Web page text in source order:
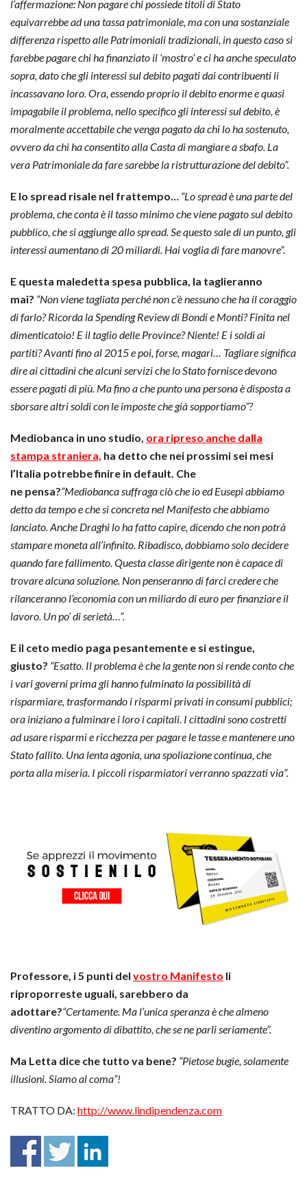
l’affermazione: Non pagare chi possiede titoli di Stato
equivarrebbe ad una tassa patrimoniale, ma con una sostanziale
differenza rispetto alle Patrimoniali tradizionali, in questo caso si
farebbe pagare chi ha finanziato il ‘mostro’ e ci ha anche speculato
sopra, dato che gli interessi sul debito pagati dai contribuenti li
incassavano loro. Ora, essendo proprio il debito enorme e quasi
impagabile il problema, nello specifico gli interessi sul debito, è
moralmente accettabile che venga pagato da chi lo ha sostenuto,
ovvero da chi ha consentito alla Casta di mangiare a sbafo. La
vera Patrimoniale da fare sarebbe la ristrutturazione del debito”.
E lo spread risale nel frattempo… “Lo spread è una parte del
problema, che conta è il tasso minimo che viene pagato sul debito
pubblico, che si aggiunge allo spread. Se questo sale di un punto, gli
interessi aumentano di 20 miliardi. Hai voglia di fare manovre”.
E questa maledetta spesa pubblica, la taglieranno
mai? “Non viene tagliata perché non c’è nessuno che ha il coraggio
di farlo? Ricorda la Spending Review di Bondi e Monti? Finita nel
dimenticatoio! E il taglio delle Province? Niente! E i soldi ai
partiti? Avanti fino al 2015 e poi, forse, magari… Tagliare significa
dire ai cittadini che alcuni servizi che lo Stato fornisce devono
essere pagati di più. Ma fino a che punto una persona è disposta a
sborsare altri soldi con le imposte che già sopportiamo”?
Mediobanca in uno studio, ora ripreso anche dalla
stampa straniera, ha detto che nei prossimi sei mesi
l’Italia potrebbe finire in default. Che
ne pensa?“Mediobanca suffraga ciò che io ed Eusepi abbiamo
detto da tempo e che si concreta nel Manifesto che abbiamo
lanciato. Anche Draghi lo ha fatto capire, dicendo che non potrà
stampare moneta all’infinito. Ribadisco, dobbiamo solo decidere
quando fare fallimento. Questa classe dirigente non è capace di
trovare alcuna soluzione. Non penseranno di farci credere che
rilanceranno l’economia con un miliardo di euro per finanziare il
lavoro. Un po’ di serietà…”.
E il ceto medio paga pesantemente e si estingue,
giusto? “Esatto. Il problema è che la gente non si rende conto che
i vari governi prima gli hanno fulminato la possibilità di
risparmiare, trasformando i risparmi privati in consumi pubblici;
ora iniziano a fulminare i loro i capitali. I cittadini sono costretti
ad usare risparmi e ricchezza per pagare le tasse e mantenere uno
Stato fallito. Una lenta agonia, una spoliazione continua, che
porta alla miseria. I piccoli risparmiatori verranno spazzati via”.
Professore, i 5 punti del vostro Manifesto li
riproporreste uguali, sarebbero da
adottare?“Certamente. Ma l’unica speranza è che almeno
diventino argomento di dibattito, che se ne parli seriamente”.
Ma Letta dice che tutto va bene? “Pietose bugie, solamente
illusioni. Siamo al coma”!
TRATTO DA: http://www.lindipendenza.com